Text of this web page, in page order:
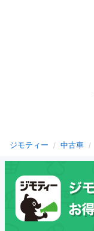
ジモティー 中古車